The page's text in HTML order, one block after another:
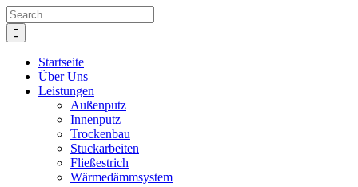
Skip
to
content
Search
for:
Startseite
Über Uns
Leistungen
Außenputz
Innenputz
Trockenbau
Stuckarbeiten
Fließestrich
Wärmedämmsystem